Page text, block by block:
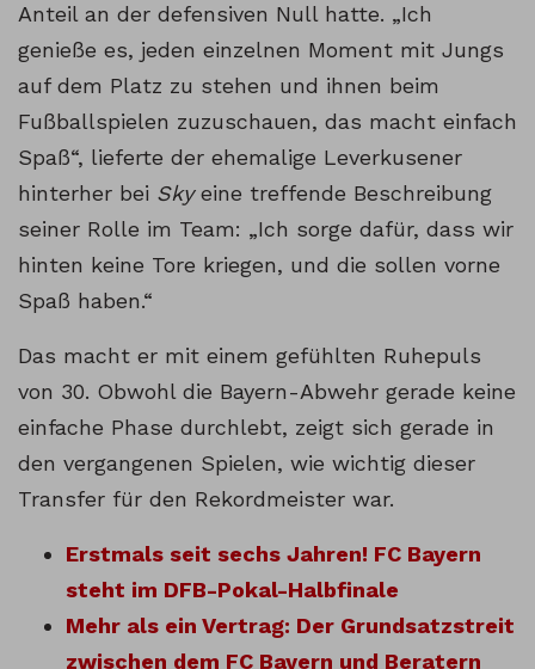
Anteil an der defensiven Null hatte. „Ich
genieße es, jeden einzelnen Moment mit Jungs
auf dem Platz zu stehen und ihnen beim
Fußballspielen zuzuschauen, das macht einfach
Spaß“, lieferte der ehemalige Leverkusener
hinterher bei Skyeine treffende Beschreibung
seiner Rolle im Team: „Ich sorge dafür, dass wir
hinten keine Tore kriegen, und die sollen vorne
Spaß haben.“
Das macht er mit einem gefühlten Ruhepuls
von 30. Obwohl die Bayern-Abwehr gerade keine
einfache Phase durchlebt, zeigt sich gerade in
den vergangenen Spielen, wie wichtig dieser
Transfer für den Rekordmeister war.
Erstmals seit sechs Jahren! FC Bayern
steht im DFB-Pokal-Halbfinale
Mehr als ein Vertrag: Der Grundsatzstreit
zwischen dem FC Bayern und Beratern